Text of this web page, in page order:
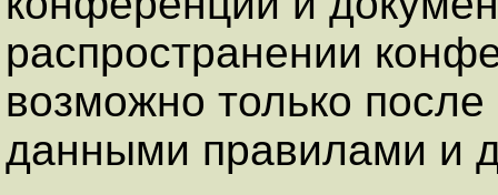
распространении
возможно только
данными правилами и